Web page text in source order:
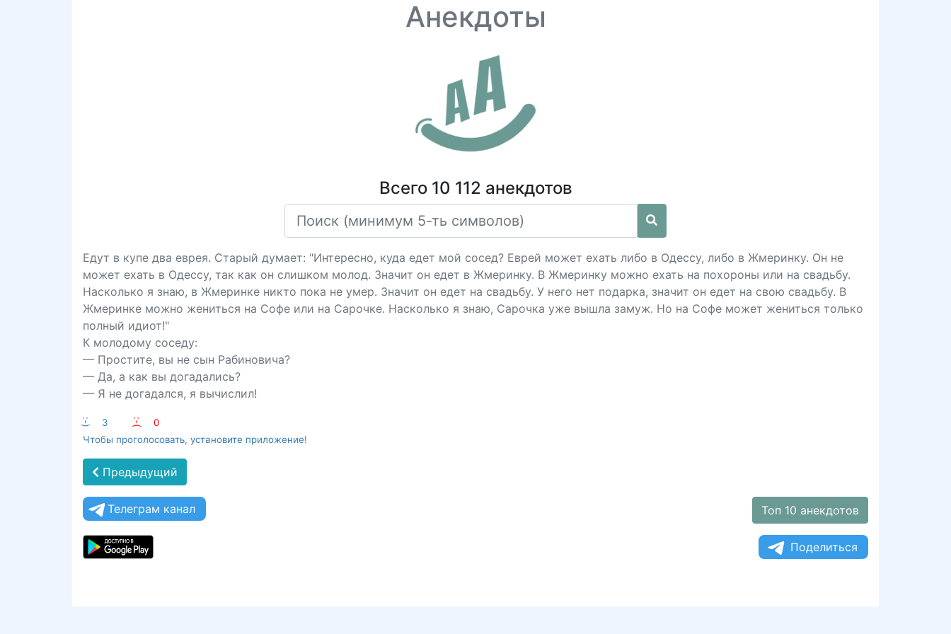
Анекдоты
Всего 10 112 анекдотов
Едут в купе два еврея. Старый думает: "Интересно, куда едет мой сосед? Еврей может ехать либо в Одессу, либо в Жмеринку. Он не
может ехать в Одессу, так как он слишком молод. Значит он едет в Жмеринку. В Жмеринку можно ехать на похороны или на свадьбу.
Насколько я знаю, в Жмеринке никто пока не умер. Значит он едет на свадьбу. У него нет подарка, значит он едет на свою свадьбу. В
Жмеринке можно жениться на Софе или на Сарочке. Насколько я знаю, Сарочка уже вышла замуж. Но на Софе может жениться только
полный идиот!"
К молодому соседу:
— Простите, вы не сын Рабиновича?
— Да, а как вы догадались?
— Я не догадался, я вычислил!
:-) 3 :-(
0
Чтобы проголосовать, установите приложение!
Предыдущий
Телеграм канал Топ 10 анекдотов
Поделиться